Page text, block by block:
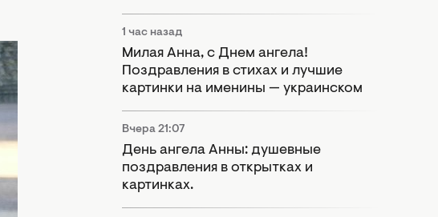
1 час назад
Милая Анна, с Днем ангела!
Поздравления в стихах и лучшие
картинки на именины — украинском
Вчера 21:07
День ангела Анны: душевные
поздравления в открытках и
картинках.